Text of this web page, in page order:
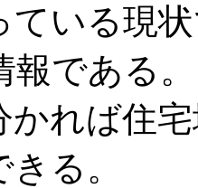
ている現
である。
かれば住
る。